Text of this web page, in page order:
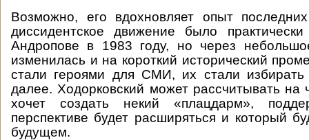
Возможно, его вдохновляет опыт
диссидентское движение было
Андропове в 1983 году, но через
изменилась и на короткий исторический
стали героями для СМИ, их стали избирать
далее. Ходорковский может рассчитывать на
хочет создать некий «плацдарм»,
перспективе будет расширяться и который
будущем.